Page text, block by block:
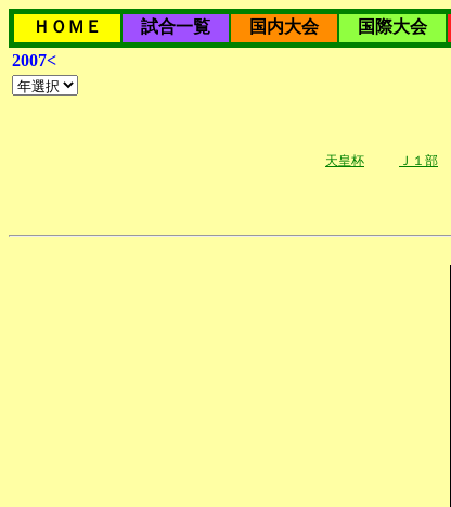
ＨＯＭＥ 試合一覧 国内大会 国際大会
2007<
天皇杯 Ｊ１部